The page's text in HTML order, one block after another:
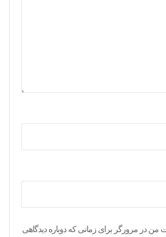
من در مرورگر برای زمانی که دوباره دیدگاهی